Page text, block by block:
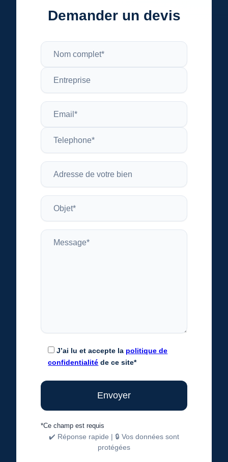
Demander un devis
J’ai lu et accepte la politique de
confidentialité de ce site*
*Ce champ est requis
✔️ Réponse rapide | 🔒 Vos données sont
protégées